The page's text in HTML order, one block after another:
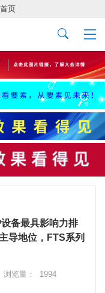
页
备最具影响力排
导地位，FTS系列
浏览量：
1994